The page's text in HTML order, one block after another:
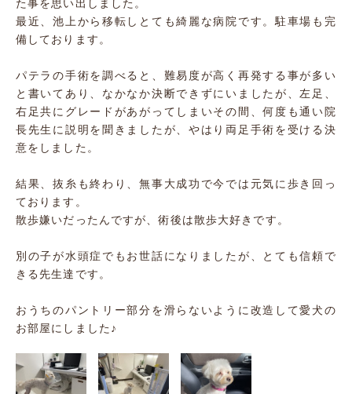
た事を思い出しました。
最近、池上から移転しとても綺麗な病院です。駐車場も完
備しております。
パテラの手術を調べると、難易度が高く再発する事が多い
と書いてあり、なかなか決断できずにいましたが、左足、
右足共にグレードがあがってしまいその間、何度も通い院
長先生に説明を聞きましたが、やはり両足手術を受ける決
意をしました。
結果、抜糸も終わり、無事大成功で今では元気に歩き回っ
ております。
散歩嫌いだったんですが、術後は散歩大好きです。
別の子が水頭症でもお世話になりましたが、とても信頼で
きる先生達です。
おうちのパントリー部分を滑らないように改造して愛犬の
お部屋にしました♪